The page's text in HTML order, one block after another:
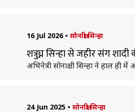
16 Jul 2026 • सोनाक्षी सिन्हा
शत्रुघ्न सिन्हा से जहीर संग
अभिनेत्री सोनाक्षी सिन्हा ने हाल
24 Jun 2025 • सोनाक्षी सिन्हा